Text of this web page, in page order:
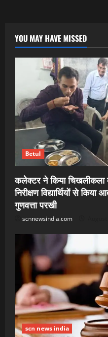
YOU MAY HAVE MISSED
Betul
कलेक्टर ने किया चिखलीकला
निरीक्षण विद्यार्थियों से
गुणवत्ता परखी
scnnewsindia.com
scn news india